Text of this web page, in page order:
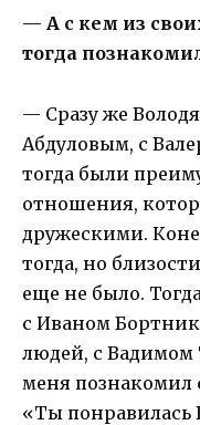
— А с кем из
тогда
— Сразу же
Абдуловым, с
тогда были
отношения,
дружескими.
тогда, но
еще не было.
с Иваном
людей, с Вадимом
меня познакомил
«Ты понравилась